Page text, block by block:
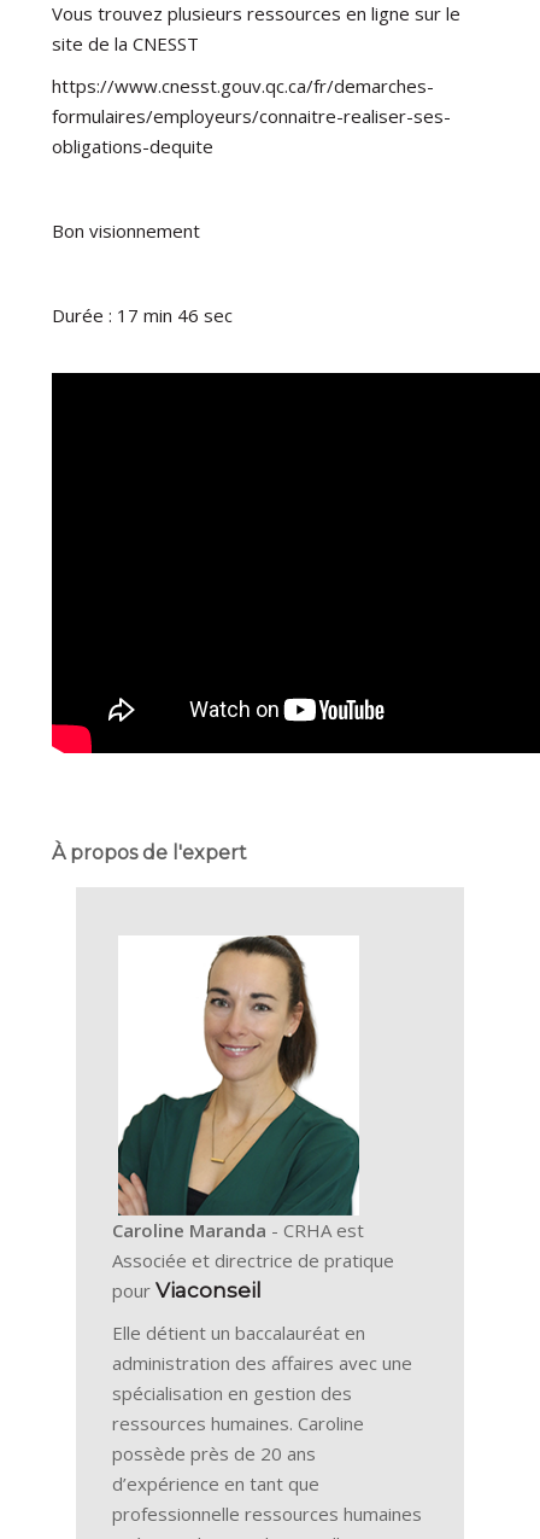
Vous trouvez plusieurs ressources en ligne sur le
site de la CNESST
https://www.cnesst.gouv.qc.ca/fr/demarches-
formulaires/employeurs/connaitre-realiser-ses-
obligations-dequite
Bon visionnement
Durée : 17 min 46 sec
À propos de l'expert
Caroline Maranda - CRHA est
Associée et directrice de pratique
pourViaconseil
Elle détient un baccalauréat en
administration des affaires avec une
spécialisation en gestion des
ressources humaines. Caroline
possède près de 20 ans
d’expérience en tant que
professionnelle ressources humaines